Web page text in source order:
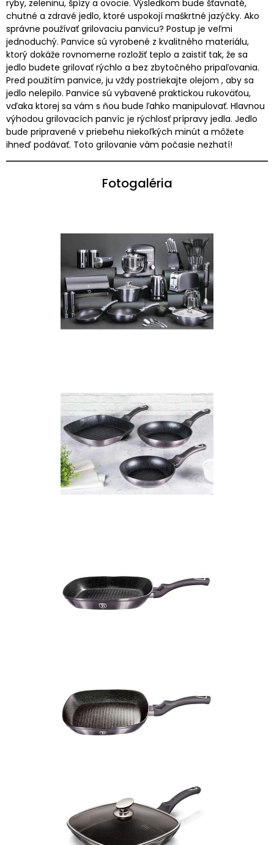
ryby, zeleninu, špízy a ovocie. Výsledkom bude šťavnaté,
chutné a zdravé jedlo, ktoré uspokojí maškrtné jazýčky. Ako
správne používať grilovaciu panvicu? Postup je veľmi
jednoduchý. Panvice sú vyrobené z kvalitného materiálu,
ktorý dokáže rovnomerne rozložiť teplo a zaistiť tak, že sa
jedlo budete grilovať rýchlo a bez zbytočného pripaľovania.
Pred použitím panvice, ju vždy postriekajte olejom , aby sa
jedlo nelepilo. Panvice sú vybavené praktickou rukoväťou,
vďaka ktorej sa vám s ňou bude ľahko manipulovať. Hlavnou
výhodou grilovacích panvíc je rýchlosť prípravy jedla. Jedlo
bude pripravené v priebehu niekoľkých minút a môžete
ihneď podávať. Toto grilovanie vám počasie nezhatí!
Fotogaléria